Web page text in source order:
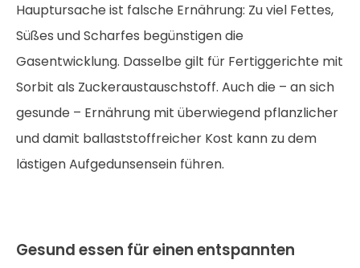
Hauptursache ist falsche Ernährung: Zu viel Fettes,
Süßes und Scharfes begünstigen die
Gasentwicklung. Dasselbe gilt für Fertiggerichte mit
Sorbit als Zuckeraustauschstoff. Auch die – an sich
gesunde – Ernährung mit überwiegend pflanzlicher
und damit ballaststoffreicher Kost kann zu dem
lästigen Aufgedunsensein führen.
Gesund essen für einen entspannten